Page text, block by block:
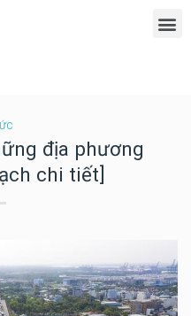
địa phương
chi tiết]